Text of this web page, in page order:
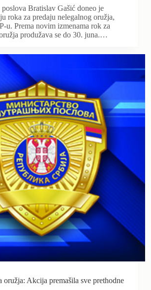
Bratislav Gašić doneo je
roka za predaju nelegalnog oružja,
u. Prema novim izmenama rok za
produžava se do 30. juna.…
oružja: Akcija premašila sve prethodne